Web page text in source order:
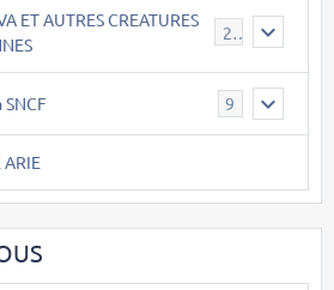
ET AUTRES CREATURES
9